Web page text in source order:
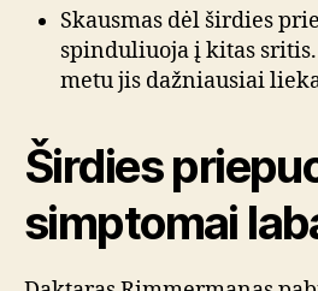
Skausmas dėl širdies
spinduliuoja į kitas
metu jis dažniausiai
Širdies
simptomai